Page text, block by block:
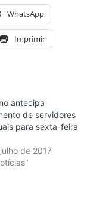
WhatsApp
Imprimir
antecipa
de servidores
para sexta-feira
de 2017